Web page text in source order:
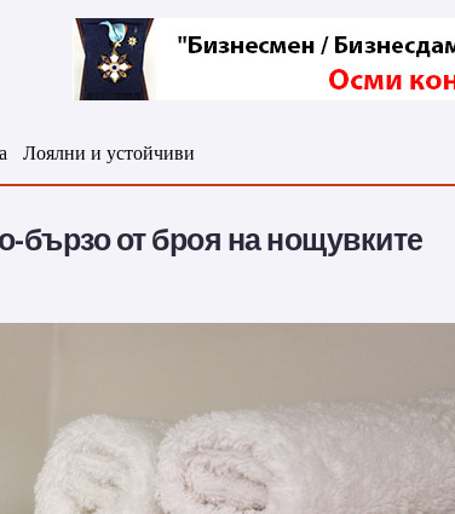
Лоялни и устойчиви
бързо от броя на нощувките